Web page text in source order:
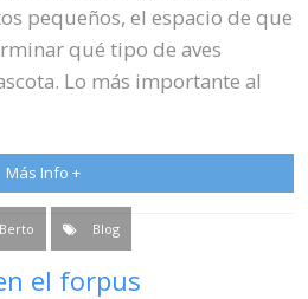
pequeños, el espacio de que
qué tipo de aves
Lo más importante al
Más Info +
Blog
el forpus